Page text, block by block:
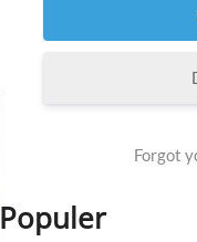
Forgot
Populer